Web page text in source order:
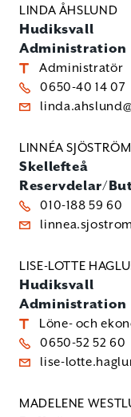
LINDA ÅHSLUND
Hudiksvall
Administration
Administratör
0650-40 14 07
LINNÉA SJÖSTRÖM
Skellefteå
Reservdelar/
010-188 59 60
LISE-LOTTE
Hudiksvall
Administration
Löne- och
0650-52 52 60
lise-
MADELENE